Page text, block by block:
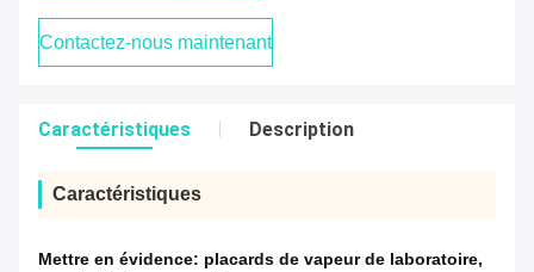
Contactez-nous maintenant
Caractéristiques Description
Caractéristiques
Mettre en évidence: placards de vapeur de laboratoire,